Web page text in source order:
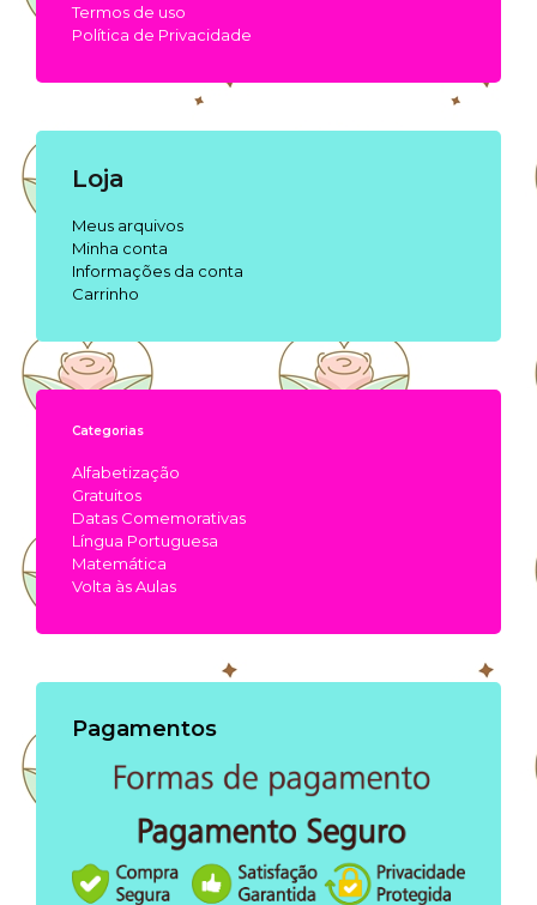
Termos de uso
Política de Privacidade
Loja
Meus arquivos
Minha conta
Informações da conta
Carrinho
Categorias
Alfabetização
Gratuitos
Datas Comemorativas
Língua Portuguesa
Matemática
Volta às Aulas
Pagamentos